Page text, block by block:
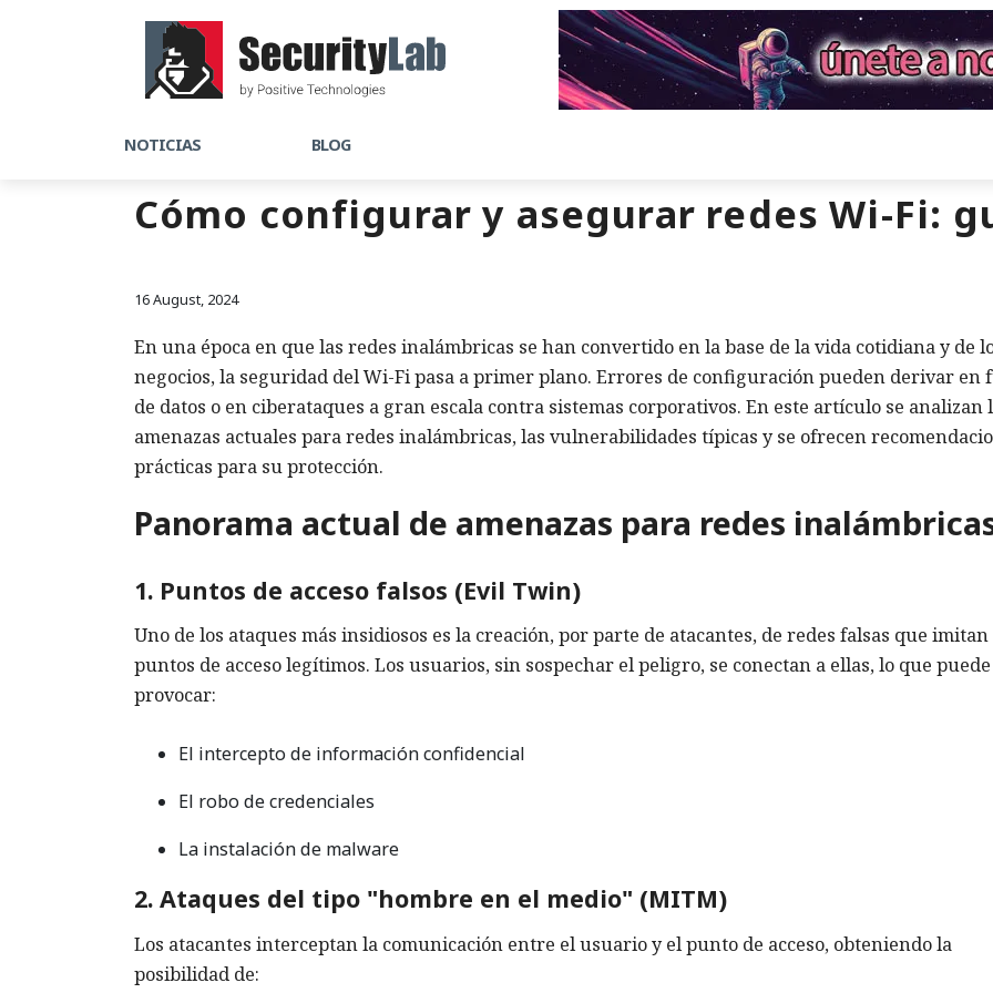
NOTICIAS BLOG
Cómo configurar y asegurar redes Wi-Fi:
16 August, 2024
En una época en que las redes inalámbricas se han convertido en la base de la vida cotidiana y de
negocios, la seguridad del Wi-Fi pasa a primer plano. Errores de configuración pueden derivar en
de datos o en ciberataques a gran escala contra sistemas corporativos. En este artículo se analizan
amenazas actuales para redes inalámbricas, las vulnerabilidades típicas y se ofrecen
prácticas para su protección.
Panorama actual de amenazas para redes
1. Puntos de acceso falsos (Evil Twin)
Uno de los ataques más insidiosos es la creación, por parte de atacantes, de redes falsas que imitan
puntos de acceso legítimos. Los usuarios, sin sospechar el peligro, se conectan a ellas, lo que puede
provocar:
El intercepto de información confidencial
El robo de credenciales
La instalación de malware
2. Ataques del tipo "hombre en el medio" (MITM)
Los atacantes interceptan la comunicación entre el usuario y el punto de acceso, obteniendo la
posibilidad de: